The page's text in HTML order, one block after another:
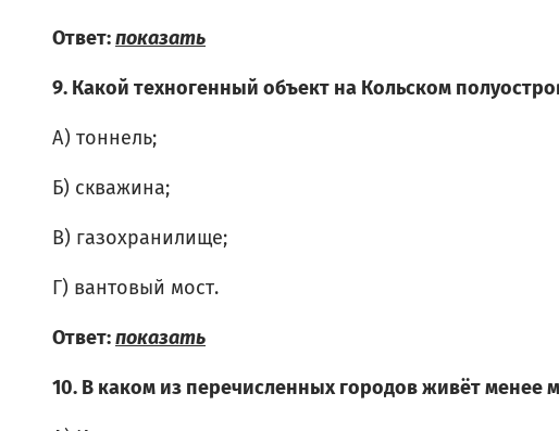
Ответ: показать
9. Какой техногенный объект на Кольском
А) тоннель;
Б) скважина;
В) газохранилище;
Г) вантовый мост.
Ответ: показать
10. В каком из перечисленных городов живёт менее